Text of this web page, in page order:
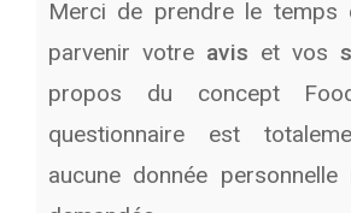
Merci de prendre le temps
parvenir votre avis et vos
propos du concept
questionnaire est
aucune donnée